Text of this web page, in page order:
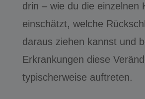
drin – wie du die einzelnen
einschätzt, welche
daraus ziehen kannst und
Erkrankungen diese
typischerweise auftreten.